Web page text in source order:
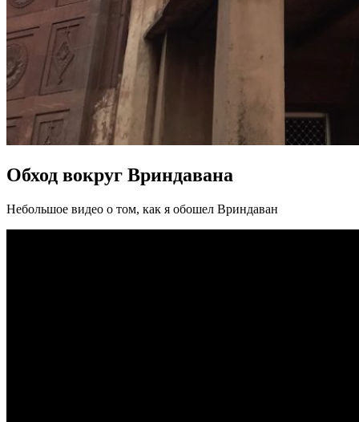
Обход вокруг Вриндавана
Небольшое видео о том, как я обошел Вриндаван